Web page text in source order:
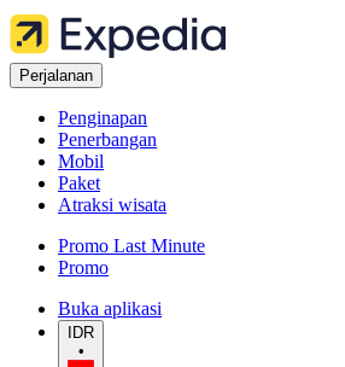
Perjalanan
Penginapan
Penerbangan
Mobil
Paket
Atraksi wisata
Promo Last Minute
Promo
Buka aplikasi
IDR
•